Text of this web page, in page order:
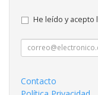
He leído y acepto
Contacto